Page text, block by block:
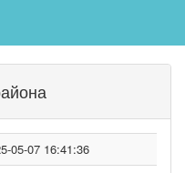
05-07 16:41:36